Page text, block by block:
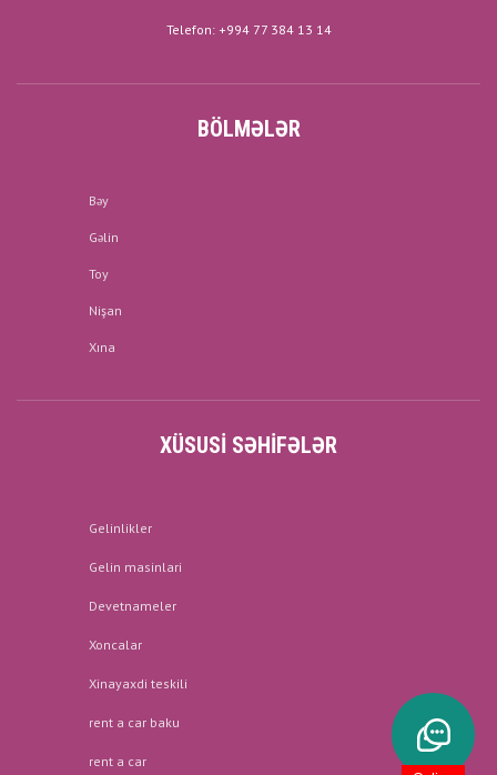
Telefon: +994 77 384 13 14
BÖLMƏLƏR
Bəy
Gəlin
Toy
Nişan
Xına
XÜSUSI SƏHIFƏLƏR
Gelinlikler
Gelin masinlari
Devetnameler
Xoncalar
Xinayaxdi teskili
rent a car baku
rent a car